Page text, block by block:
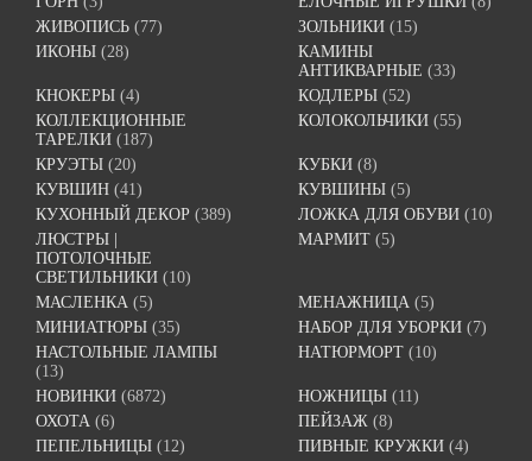
ЖИВОПИСЬ (77) ЗОЛЬНИКИ (15)
ИКОНЫ (28)
КАМИНЫ
АНТИКВАРНЫЕ (33)
КНОКЕРЫ (4) КОДЛЕРЫ (52)
КОЛЛЕКЦИОННЫЕ
ТАРЕЛКИ (187)
КОЛОКОЛЬЧИКИ (55)
КРУЭТЫ (20) КУБКИ (8)
КУВШИН (41) КУВШИНЫ (5)
КУХОННЫЙ ДЕКОР (389) ЛОЖКА ДЛЯ ОБУВИ (10)
ЛЮСТРЫ |
ПОТОЛОЧНЫЕ
СВЕТИЛЬНИКИ (10)
МАРМИТ (5)
МАСЛЕНКА (5) МЕНАЖНИЦА (5)
МИНИАТЮРЫ (35) НАБОР ДЛЯ УБОРКИ (7)
НАСТОЛЬНЫЕ ЛАМПЫ
(13)
НАТЮРМОРТ (10)
НОВИНКИ (6872) НОЖНИЦЫ (11)
ОХОТА (6) ПЕЙЗАЖ (8)
ПЕПЕЛЬНИЦЫ (12) ПИВНЫЕ КРУЖКИ (4)